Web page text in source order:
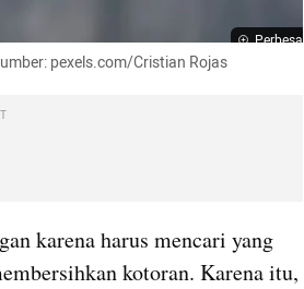
Perbesar
pexels.com/Cristian Rojas
karena harus mencari yang
kotoran. Karena itu,